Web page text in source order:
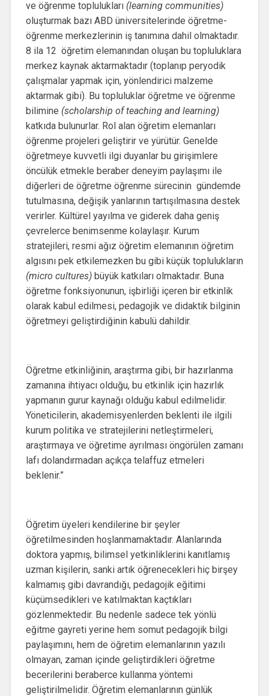
ve öğrenme toplulukları (learning communities)
oluşturmak bazı ABD üniversitelerinde öğretme-
öğrenme merkezlerinin iş tanımına dahil olmaktadır.
8 ila 12 öğretim elemanından oluşan bu topluluklara
merkez kaynak aktarmaktadır (toplanıp peryodik
çalışmalar yapmak için, yönlendirici malzeme
aktarmak gibi). Bu topluluklar öğretme ve öğrenme
bilimine (scholarship of teaching and learning)
katkıda bulunurlar. Rol alan öğretim elemanları
öğrenme projeleri geliştirir ve yürütür. Genelde
öğretmeye kuvvetli ilgi duyanlar bu girişimlere
öncülük etmekle beraber deneyim paylaşımı ile
diğerleri de öğretme öğrenme sürecinin gündemde
tutulmasına, değişik yanlarının tartışılmasına destek
verirler. Kültürel yayılma ve giderek daha geniş
çevrelerce benimsenme kolaylaşır. Kurum
stratejileri, resmi ağız öğretim elemanının öğretim
algısını pek etkilemezken bu gibi küçük toplulukların
(micro cultures)büyük katkıları olmaktadır. Buna
öğretme fonksiyonunun, işbirliği içeren bir etkinlik
olarak kabul edilmesi, pedagojik ve didaktik bilginin
öğretmeyi geliştirdiğinin kabulü dahildir.
Öğretme etkinliğinin, araştırma gibi, bir hazırlanma
zamanına ihtiyacı olduğu, bu etkinlik için hazırlık
yapmanın gurur kaynağı olduğu kabul edilmelidir.
Yöneticilerin, akademisyenlerden beklenti ile ilgili
kurum politika ve stratejilerini netleştirmeleri,
araştırmaya ve öğretime ayrılması öngörülen zamanı
lafı dolandırmadan açıkça telaffuz etmeleri
beklenir.”
Öğretim üyeleri kendilerine bir şeyler
öğretilmesinden hoşlanmamaktadır. Alanlarında
doktora yapmış, bilimsel yetkinliklerini kanıtlamış
uzman kişilerin, sanki artık öğrenecekleri hiç birşey
kalmamış gibi davrandığı, pedagojik eğitimi
küçümsedikleri ve katılmaktan kaçtıkları
gözlenmektedir. Bu nedenle sadece tek yönlü
eğitme gayreti yerine hem somut pedagojik bilgi
paylaşımını, hem de öğretim elemanlarının yazılı
olmayan, zaman içinde geliştirdikleri öğretme
becerilerini beraberce kullanma yöntemi
geliştirilmelidir. Öğretim elemanlarının günlük